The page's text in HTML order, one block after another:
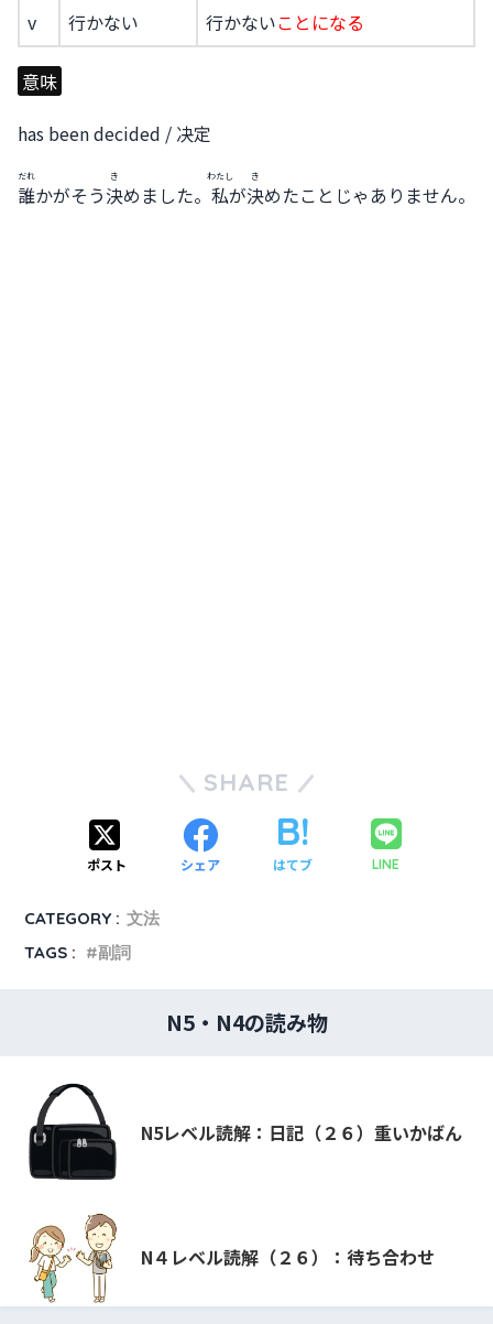
v 行かない 行かないことになる
意味
has been decided / 决定
誰
だれ
かがそう決
き
めました。 私
わたし
が決
き
めたことじゃありません。
SHARE
ポスト シェア はてブ LINE
CATEGORY : 文法
TAGS :
副詞
N5・N4の読み物
N5レベル読解：日記（２６）重いかばん
N４レベル読解（２６）：待ち合わせ